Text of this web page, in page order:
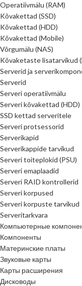
Operatiivmälu (RAM)
Kõvakettad (SSD)
Kõvakettad (HDD)
Kõvakettad (Mobile)
Võrgumälu (NAS)
Kõvaketaste lisatarvikud
Serverid ja
Serverid
Serveri operatiivmälu
Serveri kõvakettad (HDD)
SSD kettad serveritele
Serveri protsessorid
Serverikapid
Serverikappide tarvikud
Serveri toiteplokid (PSU)
Serveri emaplaadid
Serveri RAID kontrollerid
Serveri korpused
Serveri korpuste tarvikud
Serveritarkvara
Компьютерные
Компоненты
Материнские платы
Звуковые карты
Карты расширения
Дисководы